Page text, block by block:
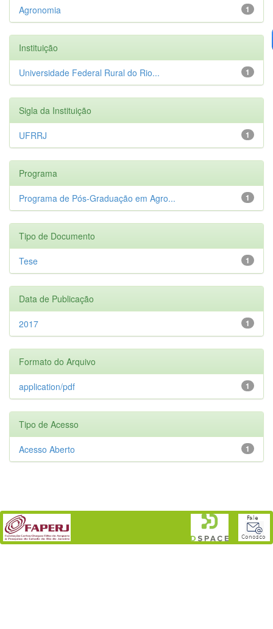
1
Agronomia
Instituição
1
Universidade Federal Rural do Rio...
Sigla da Instituição
1
UFRRJ
Programa
1
Programa de Pós-Graduação em Agro...
Tipo de Documento
1
Tese
Data de Publicação
1
2017
Formato do Arquivo
1
application/pdf
Tipo de Acesso
1
Acesso Aberto